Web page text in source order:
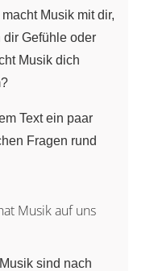
Musik mit dir,
Gefühle oder
Musik dich
Text ein paar
Fragen rund
Musik auf uns
sind nach